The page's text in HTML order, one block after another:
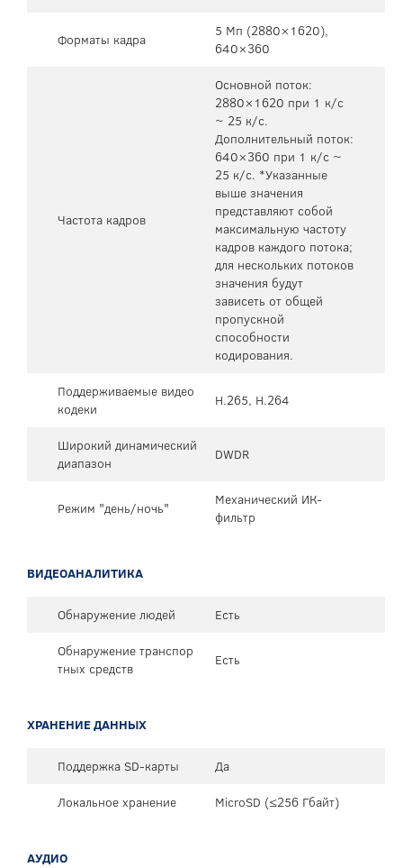
Форматы кадра
5 Мп (2880×1620),
640×360
Частота кадров
Основной поток:
2880×1620 при 1 к/с
~ 25 к/с.
Дополнительный поток:
640×360 при 1 к/с ~
25 к/с. *Указанные
выше значения
представляют собой
максимальную частоту
кадров каждого потока;
для нескольких потоков
значения будут
зависеть от общей
пропускной
способности
кодирования.
Поддерживаемые видео
кодеки
H.265, H.264
Широкий динамический
диапазон
DWDR
Режим "день/ночь"
Механический ИК-
фильтр
ВИДЕОАНАЛИТИКА
Обнаружение людей
Есть
Обнаружение транспор
тных средств
Есть
ХРАНЕНИЕ ДАННЫХ
Поддержка SD-карты
Да
Локальное хранение
MicroSD (≤256 Гбайт)
АУДИО